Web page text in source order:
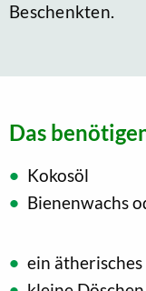
Beschenkten.
Das
Kokosöl
Bienenwachs
ein